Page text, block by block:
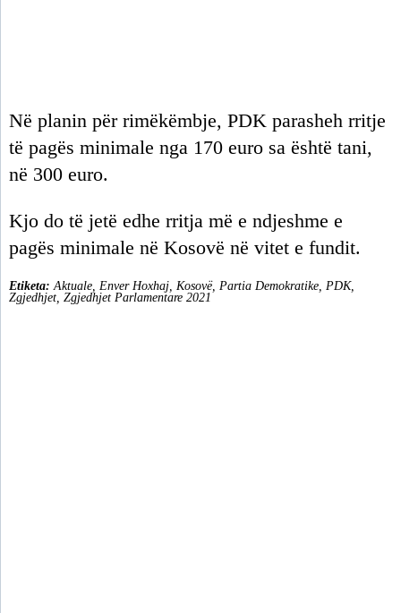
Në planin për rimëkëmbje, PDK parasheh rritje
të pagës minimale nga 170 euro sa është tani,
në 300 euro.
Kjo do të jetë edhe rritja më e ndjeshme e
pagës minimale në Kosovë në vitet e fundit.
Etiketa:Aktuale, Enver Hoxhaj, Kosovë, Partia Demokratike, PDK,
Zgjedhjet, Zgjedhjet Parlamentare 2021